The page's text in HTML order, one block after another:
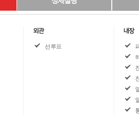
선루프